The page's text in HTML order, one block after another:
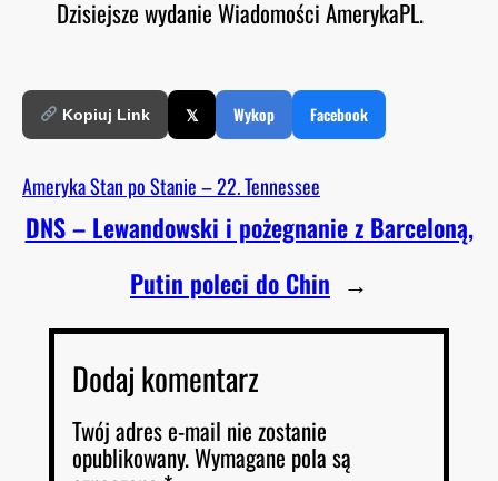
O
RSS FEED
Dzisiejsze wydanie Wiadomości AmerykaPL.
Kopiuj Link 𝕏 Wykop Facebook
Ameryka Stan po Stanie – 22. Tennessee
DNS – Lewandowski i pożegnanie z Barceloną,
Putin poleci do Chin →
Dodaj komentarz
Twój adres e-mail nie zostanie
opublikowany.Wymagane pola są